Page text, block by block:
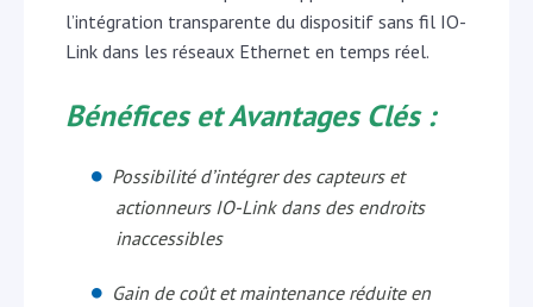
l’intégration transparente du dispositif sans fil IO-
Link dans les réseaux Ethernet en temps réel.
Bénéfices et Avantages Clés :
Possibilité d’intégrer des capteurs et
actionneurs IO-Link dans des endroits
inaccessibles
Gain de coût et maintenance réduite en